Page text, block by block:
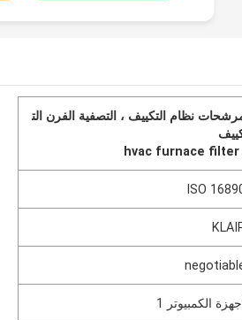
نظام التكييف ، التصفية الفرن الت
hvac furnace filter
ISO
الكمبيوتر 1